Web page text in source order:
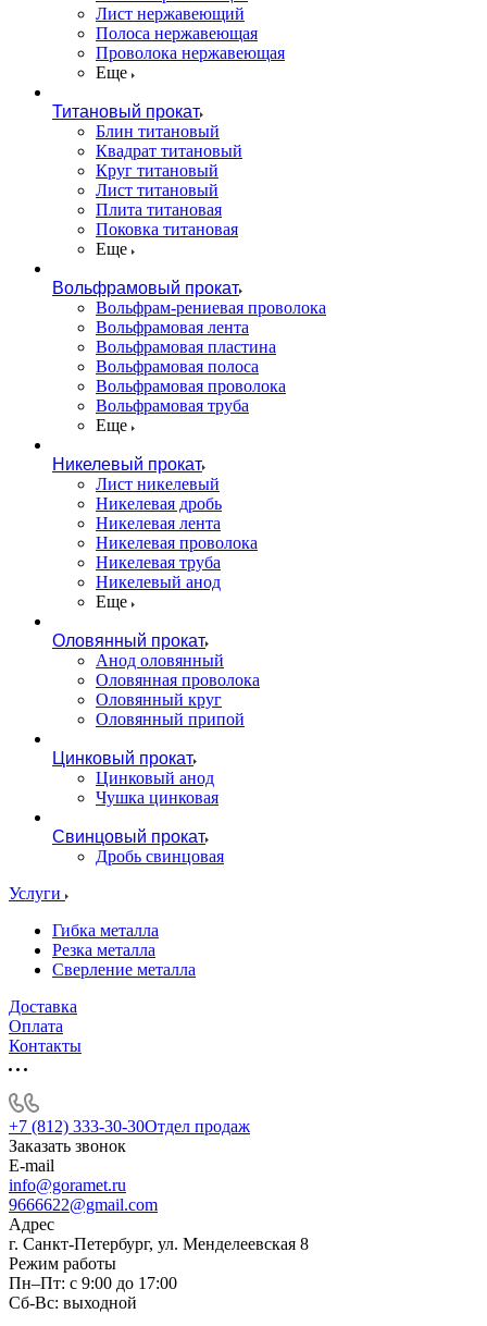
Лист нержавеющий
Полоса нержавеющая
Проволока нержавеющая
Еще
Титановый прокат
Блин титановый
Квадрат титановый
Круг титановый
Лист титановый
Плита титановая
Поковка титановая
Еще
Вольфрамовый прокат
Вольфрам-рениевая проволока
Вольфрамовая лента
Вольфрамовая пластина
Вольфрамовая полоса
Вольфрамовая проволока
Вольфрамовая труба
Еще
Никелевый прокат
Лист никелевый
Никелевая дробь
Никелевая лента
Никелевая проволока
Никелевая труба
Никелевый анод
Еще
Оловянный прокат
Анод оловянный
Оловянная проволока
Оловянный круг
Оловянный припой
Цинковый прокат
Цинковый анод
Чушка цинковая
Свинцовый прокат
Дробь свинцовая
Услуги
Гибка металла
Резка металла
Сверление металла
Доставка
Оплата
Контакты
+7 (812) 333-30-30Отдел продаж
Заказать звонок
E-mail
info@goramet.ru
9666622@gmail.com
Адрес
г. Санкт-Петербург, ул. Менделеевская 8
Режим работы
Пн–Пт: с 9:00 до 17:00
Сб-Вс: выходной